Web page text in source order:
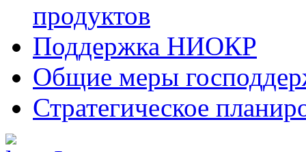
продуктов
Поддержка НИОКР
Общие меры
Стратегическое